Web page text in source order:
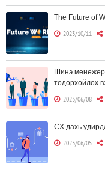
The Future of
2023/10/11
Шинэ
тодорхойлох
2023/06/08
CX дахь
2023/06/05